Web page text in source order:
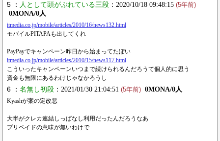
5 ： 人として頭がぶれている三段 ：2020/10/18 09:48:15 (5年前)
0MONA/0人
itmedia.co.jp/mobile/articles/2010/16/news132.html
モバイルPITAPAも出してくれ
PayPayでキャンペーン昨日から始まってたぽい
itmedia.co.jp/mobile/articles/2010/15/news117.html
こういったキャンペーンいつまで続けられるんだろうて個人的に思う
資金も無限にあるわけじゃなかろうし
6 ： 名無し初段 ：2021/01/30 21:04:51 (5年前) 0MONA/0人
Kyashが案の定改悪
大半がクレカ連結しっぱなし利用だったんだろうなあ
プリペイドの意味が無いわけで